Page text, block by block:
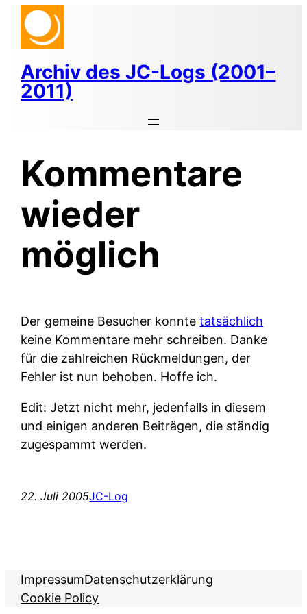
Zum
Inhalt
springen
Archiv des JC-Logs (2001–
2011)
Kommentare
wieder
möglich
Der gemeine Besucher konntetatsächlich
keine Kommentare mehr schreiben. Danke
für die zahlreichen Rückmeldungen, der
Fehler ist nun behoben. Hoffe ich.
Edit: Jetzt nicht mehr, jedenfalls in diesem
und einigen anderen Beiträgen, die ständig
zugespammt werden.
22. Juli 2005JC-Log
ImpressumDatenschutzerklärung
Cookie Policy